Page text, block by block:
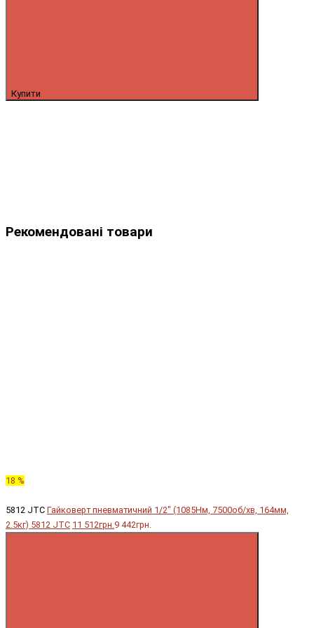
Купити
Рекомендовані товари
18 %
5812 JTC Гайковерт пневматичний 1/2" (1085Нм, 7500об/хв, 164мм,
2.5кг) 5812 JTC 11 512грн.9 442грн.